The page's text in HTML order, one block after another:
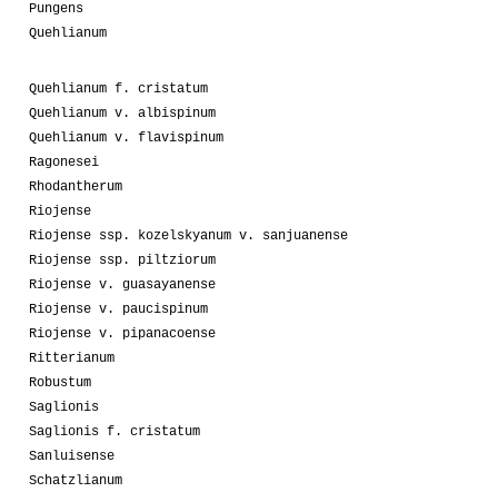
Pungens
Quehlianum
Quehlianum f. cristatum
Quehlianum v. albispinum
Quehlianum v. flavispinum
Ragonesei
Rhodantherum
Riojense
Riojense ssp. kozelskyanum v. sanjuanense
Riojense ssp. piltziorum
Riojense v. guasayanense
Riojense v. paucispinum
Riojense v. pipanacoense
Ritterianum
Robustum
Saglionis
Saglionis f. cristatum
Sanluisense
Schatzlianum